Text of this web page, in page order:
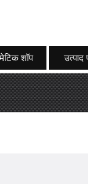
शॉप उत्पाद